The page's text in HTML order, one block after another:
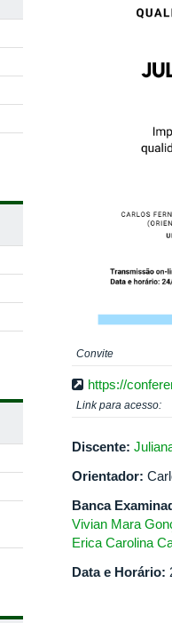
Convite
https://
Link para acesso:
Discente:
Orientador:
Banca
Vivian Mara
Erica Carolina
Data e Horário: